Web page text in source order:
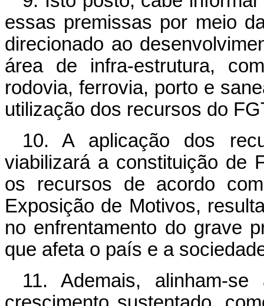
essas premissas por meio
direcionado ao
área de infra-estrutura,
rodovia, ferrovia, porto e
utilização dos recursos do
10. A aplicação dos
viabilizará a constituição de
os recursos de acordo
Exposição de Motivos,
no enfrentamento do grave
que afeta o país e a
11. Ademais, alinham-